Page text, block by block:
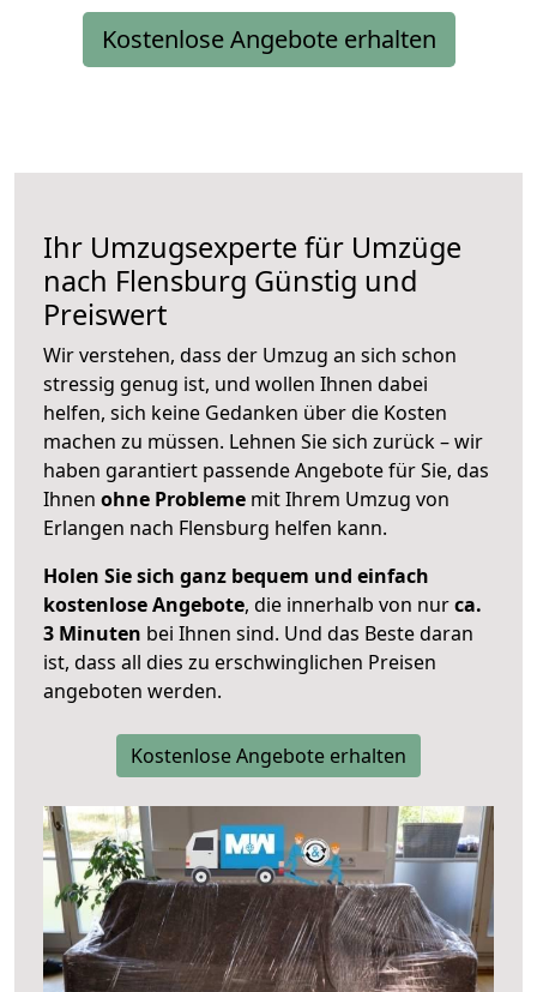
Kostenlose Angebote erhalten
Ihr Umzugsexperte für Umzüge
nach Flensburg Günstig und
Preiswert
Wir verstehen, dass der Umzug an sich schon
stressig genug ist, und wollen Ihnen dabei
helfen, sich keine Gedanken über die Kosten
machen zu müssen. Lehnen Sie sich zurück – wir
haben garantiert passende Angebote für Sie, das
Ihnen ohne Probleme mit Ihrem Umzug von
Erlangen nach Flensburg helfen kann.
Holen Sie sich ganz bequem und einfach
kostenlose Angebote, die innerhalb von nurca.
3 Minuten bei Ihnen sind. Und das Beste daran
ist, dass all dies zu erschwinglichen Preisen
angeboten werden.
Kostenlose Angebote erhalten